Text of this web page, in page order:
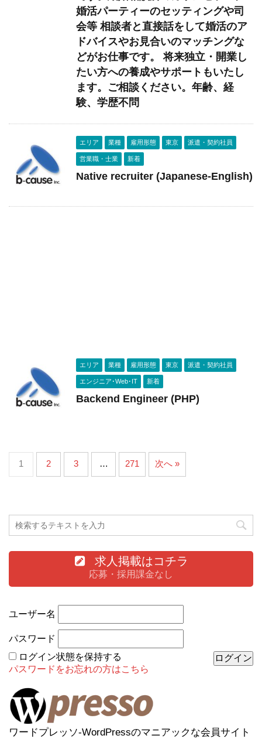
婚活パーティーのセッティングや司
会等 相談者と直接話をして婚活のア
ドバイスやお見合いのマッチングな
どがお仕事です。 将来独立・開業し
たい方への養成やサポートもいたし
ます。ご相談ください。年齢、経
験、学歴不問
エリア 業種 雇用形態 東京 派遣・契約社員
営業職・士業 新着
Native recruiter (Japanese-English)
エリア 業種 雇用形態 東京 派遣・契約社員
エンジニア･Web･IT 新着
Backend Engineer (PHP)
1 2 3 … 271 次へ »
求人掲載はコチラ
応募・採用課金なし
ユーザー名
パスワード
ログイン状態を保持する
パスワードをお忘れの方はこちら
ワードプレッソ-WordPressのマニアックな会員サイト